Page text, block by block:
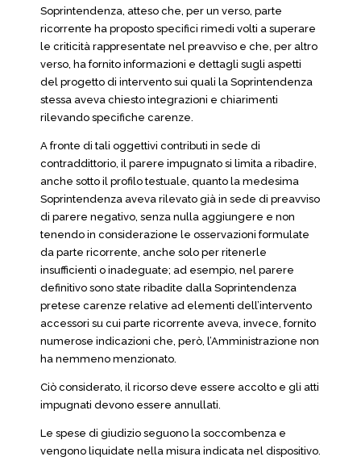
Soprintendenza, atteso che, per un verso, parte
ricorrente ha proposto specifici rimedi volti a superare
le criticità rappresentate nel preavviso e che, per altro
verso, ha fornito informazioni e dettagli sugli aspetti
del progetto di intervento sui quali la Soprintendenza
stessa aveva chiesto integrazioni e chiarimenti
rilevando specifiche carenze.
A fronte di tali oggettivi contributi in sede di
contraddittorio, il parere impugnato si limita a ribadire,
anche sotto il profilo testuale, quanto la medesima
Soprintendenza aveva rilevato già in sede di preavviso
di parere negativo, senza nulla aggiungere e non
tenendo in considerazione le osservazioni formulate
da parte ricorrente, anche solo per ritenerle
insufficienti o inadeguate; ad esempio, nel parere
definitivo sono state ribadite dalla Soprintendenza
pretese carenze relative ad elementi dell’intervento
accessori su cui parte ricorrente aveva, invece, fornito
numerose indicazioni che, però, l’Amministrazione non
ha nemmeno menzionato.
Ciò considerato, il ricorso deve essere accolto e gli atti
impugnati devono essere annullati.
Le spese di giudizio seguono la soccombenza e
vengono liquidate nella misura indicata nel dispositivo.